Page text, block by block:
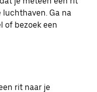
luchthaven. Ga na
of bezoek een
rit naar je